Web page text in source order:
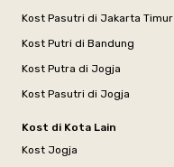
Kost Pasutri di Jakarta Timur
Kost Putri di Bandung
Kost Putra di Jogja
Kost Pasutri di Jogja
Kost di Kota Lain
Kost Jogja